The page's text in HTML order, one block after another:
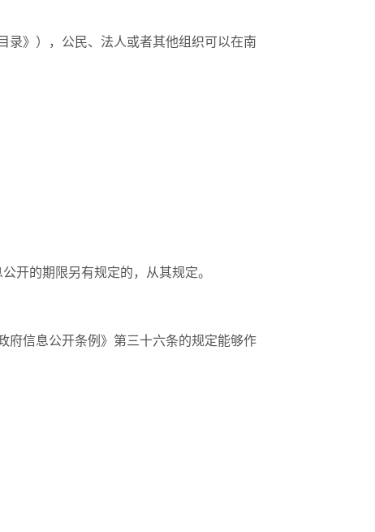
录》），公民、法人或者其他组织可以在南
开的期限另有规定的，从其规定。
府信息公开条例》第三十六条的规定能够作